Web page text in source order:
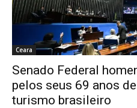
Ceara
Senado Federal
pelos seus 69 anos
turismo brasileiro